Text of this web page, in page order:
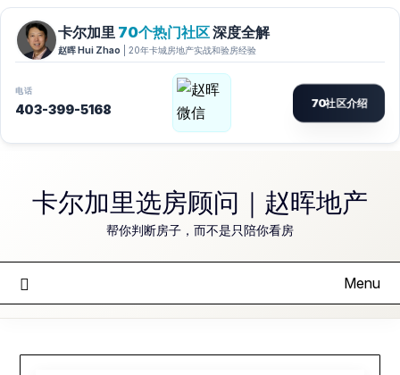
content卡尔加里选房顾问｜赵晖地产
帮你判断房子，而不是只陪你看房
Menu